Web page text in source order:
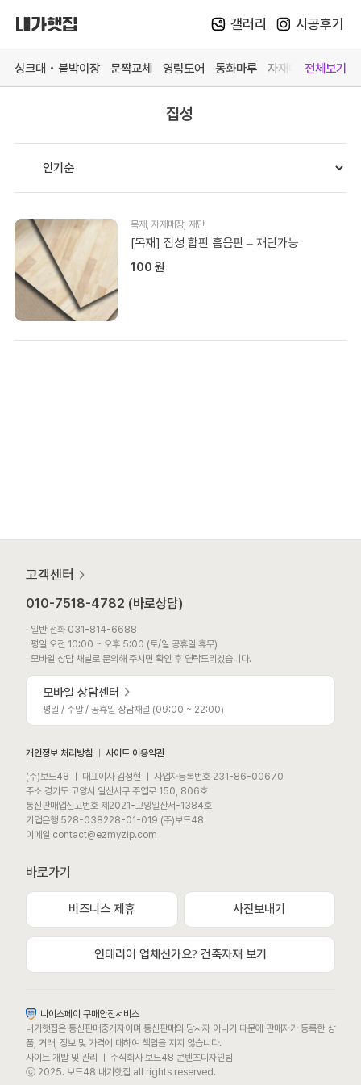
싱크대 • 붙박이장 문짝교체 영림도어 동화마루 자재매장전체보기
Skip
집성
목재 ,자재매장, 재단
[목재] 집성 합판 흡음판 – 재단가능
100 원
고객센터
010-7518-4782 (바로상담)
∙ 일반 전화 031-814-6688
∙ 평일 오전 10:00 ~ 오후 5:00 (토/일 공휴일 휴무)
∙ 모바일 상담 채널로 문의해 주시면 확인 후 연락드리겠습니다.
모바일 상담센터
평일 / 주말 / 공휴일 상담채널 (09:00 ~ 22:00)
개인정보 처리방침 ㅣ 사이트 이용약관
(주)보드48 ㅣ 대표이사 김성현 ㅣ 사업자등록번호 231-86-00670
주소 경기도 고양시 일산서구 주엽로 150, 806호
통신판매업신고번호 제2021-고양일산서-1384호
기업은행 528-038228-01-019 (주)보드48
이메일 contact@ezmyzip.com
바로가기
비즈니스 제휴 사진보내기
인테리어 업체신가요? 건축자재 보기
나이스페이 구매안전서비스
내가햇집은 통신판매중개자이며 통신판매의 당사자 아니기 때문에 판매자가 등록한 상
품, 거래, 정보 및 가격에 대하여 책임을 지지 않습니다.
사이트 개발 및 관리 ㅣ 주식회사 보드48 콘텐츠디자인팀
ⓒ 2025. 보드48 내가햇집 all rights reserved.
갤러리 시공후기
싱크대
붙박이장
바스 화장실
영림 방문
예림 방문 (문의)
동화 강화마루
한솔 마루 (문의)
목재
스페이
# 색상샘플 / 싱크대
모바일 상담채널
평일 / 주말 / 공휴일 상담채널 (09:00 ~ 22:00)
문자메시지로 문의하기
또는